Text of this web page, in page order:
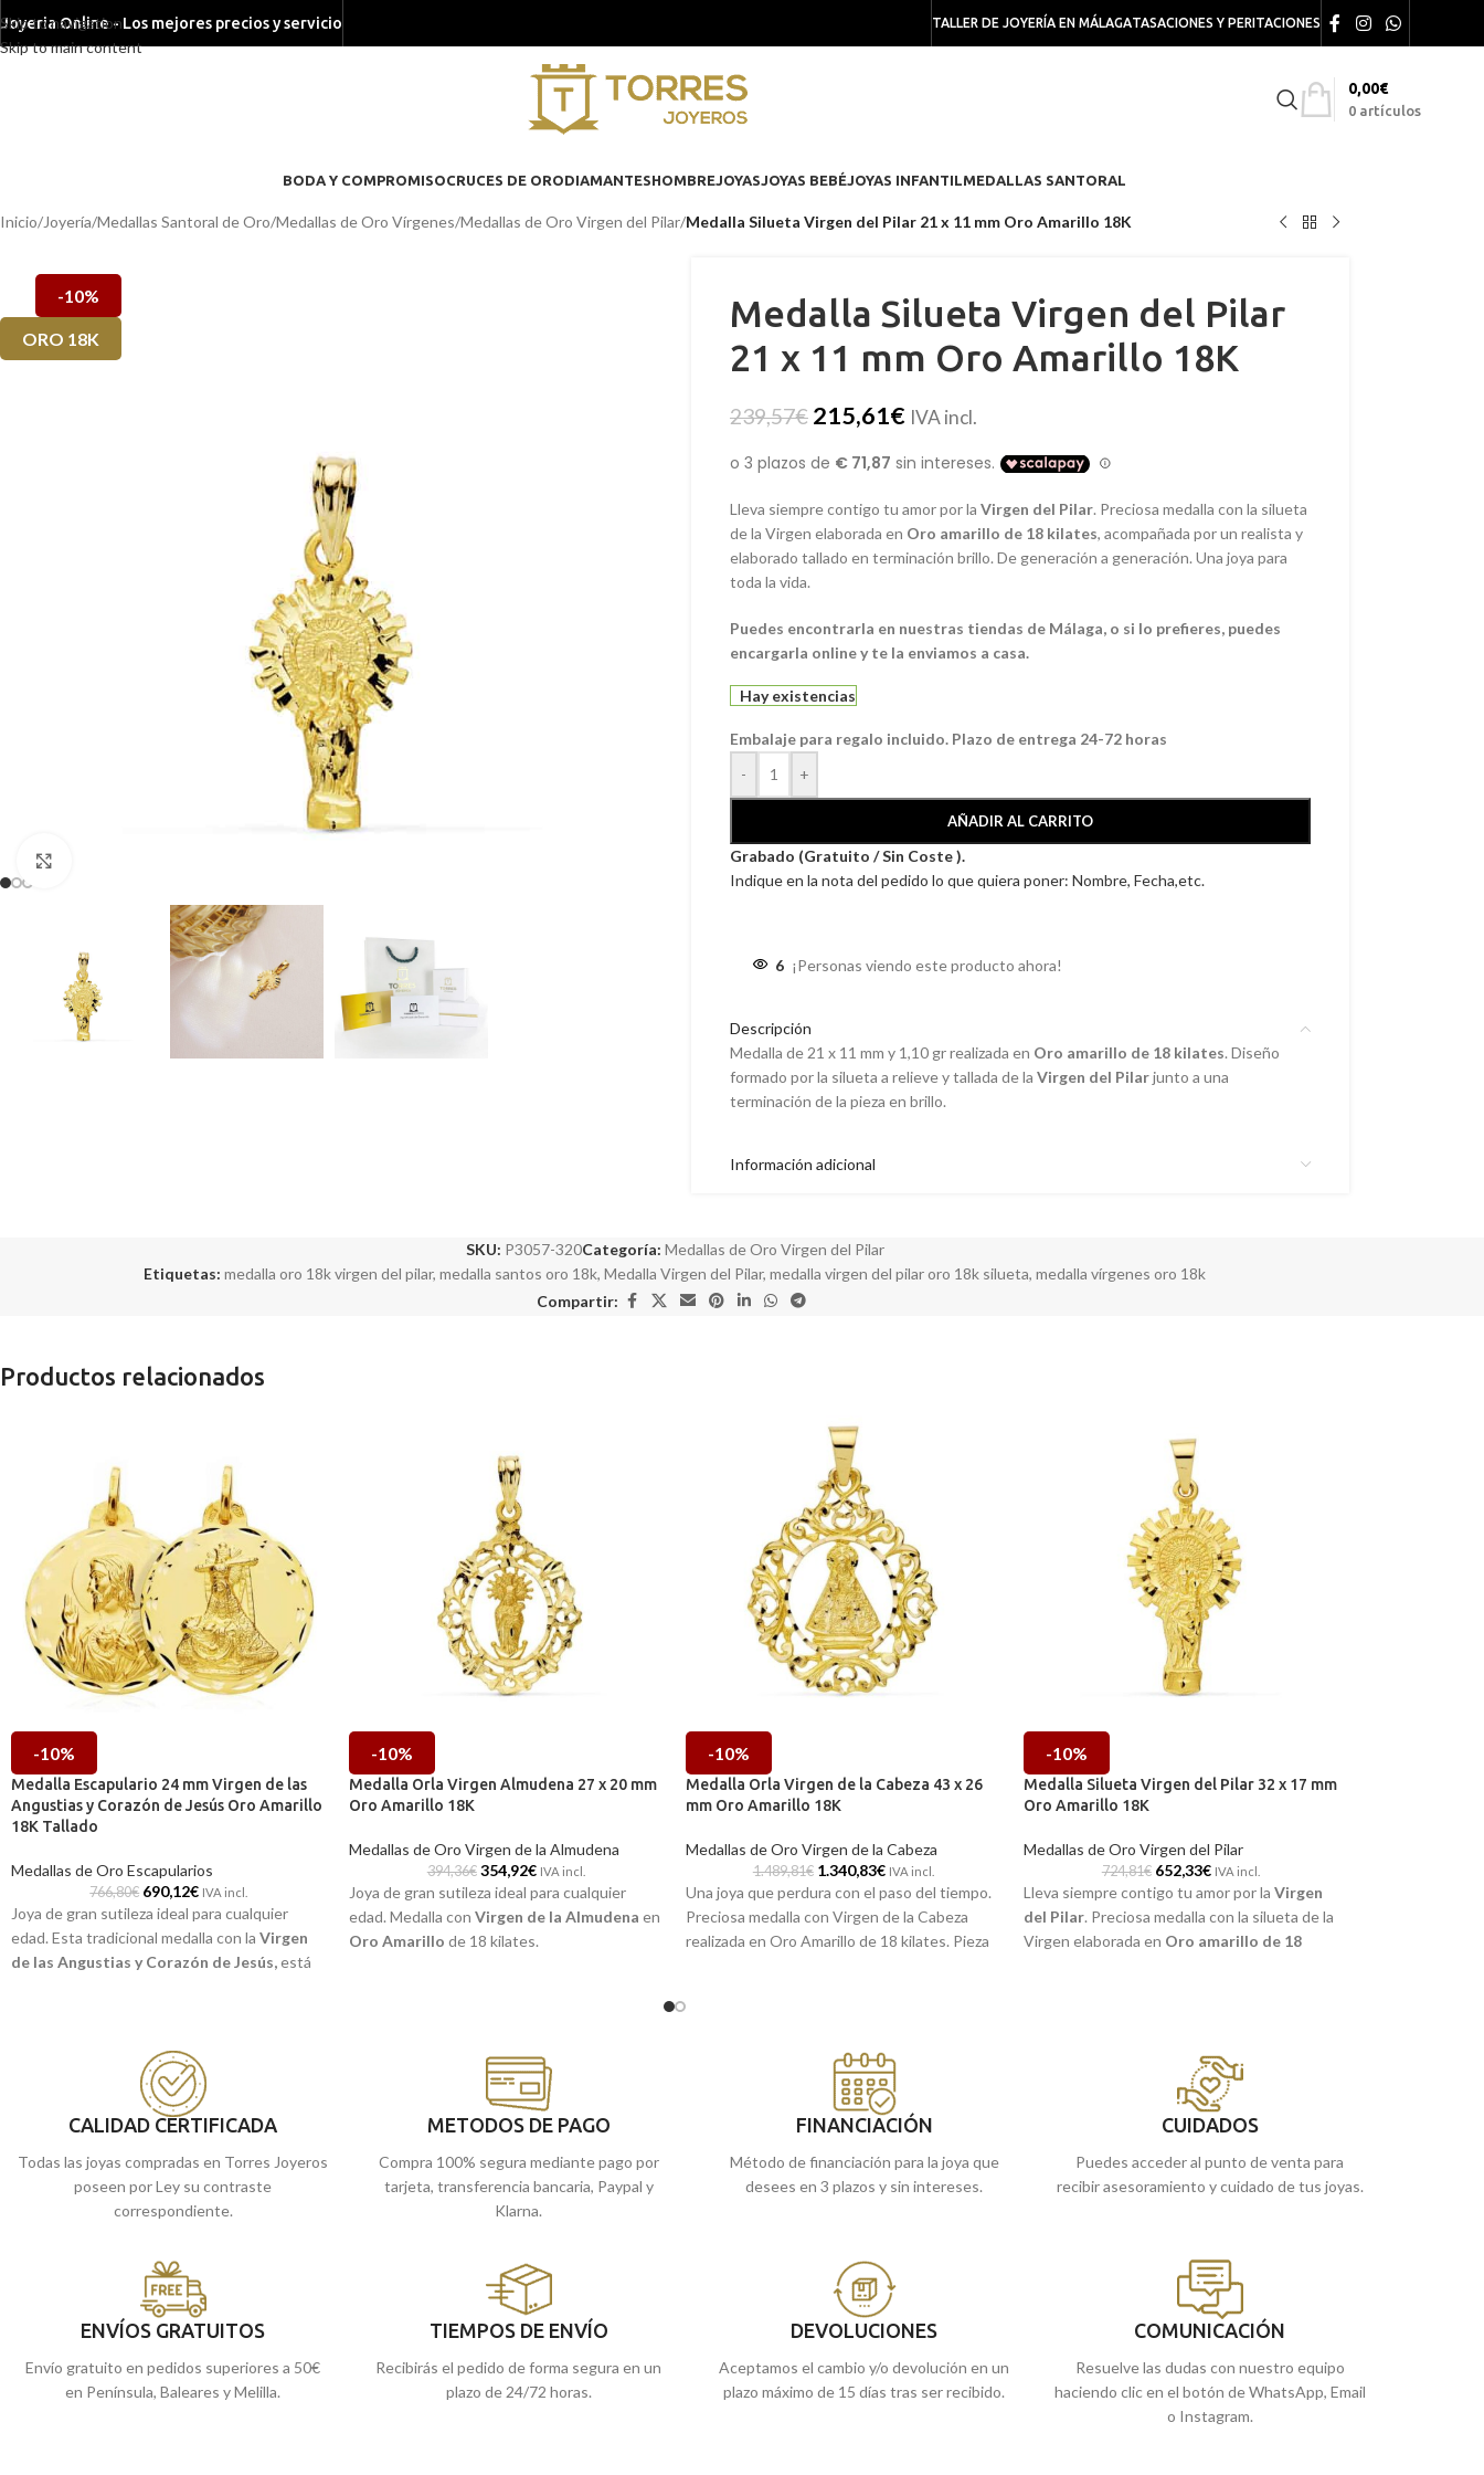
Skip to navigation
Skip to main content
Joyeria Online - Los mejores precios y servicio TALLER DE JOYERÍA EN MÁLAGATASACIONES Y PERITACIONES
0 artículos
0,00€
BODA Y COMPROMISOCRUCES DE ORODIAMANTESHOMBREJOYASJOYAS BEBÉJOYAS INFANTILMEDALLAS SANTORAL
Inicio/Joyería/Medallas Santoral de Oro/Medallas de Oro Vírgenes/Medallas de Oro Virgen del Pilar/Medalla Silueta Virgen del Pilar 21 x 11 mm Oro Amarillo 18K
-10%
ORO 18K
Medalla Silueta Virgen del Pilar
21 x 11 mm Oro Amarillo 18K
239,57€ 215,61€ IVA incl.
Lleva siempre contigo tu amor por la Virgen del Pilar. Preciosa medalla con la silueta
de la Virgen elaborada en Oro amarillo de 18 kilates, acompañada por un realista y
elaborado tallado en terminación brillo. De generación a generación. Una joya para
toda la vida.
Puedes encontrarla en nuestras tiendas de Málaga, o si lo prefieres, puedes
encargarla online y te la enviamos a casa.
Hay existencias
Embalaje para regalo incluido. Plazo de entrega 24-72 horas
-
+
AÑADIR AL CARRITO
Grabado (Gratuito / Sin Coste ).
Indique en la nota del pedido lo que quiera poner: Nombre, Fecha,etc.
6 ¡Personas viendo este producto ahora!
Descripción
Medalla de 21 x 11 mm y 1,10 gr realizada en Oro amarillo de 18 kilates. Diseño
formado por la silueta a relieve y tallada de la Virgen del Pilarjunto a una
terminación de la pieza en brillo.
Información adicional
SKU: P3057-320Categoría: Medallas de Oro Virgen del Pilar
Etiquetas: medalla oro 18k virgen del pilar, medalla santos oro 18k, Medalla Virgen del Pilar, medalla virgen del pilar oro 18k silueta, medalla vírgenes oro 18k
Compartir:
Productos relacionados
-10%
Medalla Escapulario 24 mm Virgen de las
Angustias y Corazón de Jesús Oro Amarillo
18K Tallado
Medallas de Oro Escapularios
766,80€ 690,12€ IVA incl.
Joya de gran sutileza ideal para cualquier
edad. Esta tradicional medalla con la Virgen
de las Angustias y Corazón de Jesús,está
Recógela en nuestras tiendas de Málaga, o
cómprala online y te la enviamos a casa.
-10%
Medalla Orla Virgen Almudena 27 x 20 mm
Oro Amarillo 18K
Medallas de Oro Virgen de la Almudena
394,36€ 354,92€ IVA incl.
Joya de gran sutileza ideal para cualquier
edad. Medalla con Virgen de la Almudena en
Oro Amarillo de 18 kilates.
-10%
Medalla Orla Virgen de la Cabeza 43 x 26
mm Oro Amarillo 18K
Medallas de Oro Virgen de la Cabeza
1.489,81€ 1.340,83€ IVA incl.
Una joya que perdura con el paso del tiempo.
Preciosa medalla con Virgen de la Cabeza
realizada en Oro Amarillo de 18 kilates. Pieza
-10%
Medalla Silueta Virgen del Pilar 32 x 17 mm
Oro Amarillo 18K
Medallas de Oro Virgen del Pilar
724,81€ 652,33€ IVA incl.
Lleva siempre contigo tu amor por la Virgen
del Pilar. Preciosa medalla con la silueta de la
Virgen elaborada en Oro amarillo de 18
Puedes encontrarla en nuestras tiendas
de Málaga, o si lo prefieres, puedes
encargarla online y te la enviamos a casa.
CALIDAD CERTIFICADA
Todas las joyas compradas en Torres Joyeros
poseen por Ley su contraste
correspondiente.
METODOS DE PAGO
Compra 100% segura mediante pago por
tarjeta, transferencia bancaria, Paypal y
Klarna.
FINANCIACIÓN
Método de financiación para la joya que
desees en 3 plazos y sin intereses.
CUIDADOS
Puedes acceder al punto de venta para
recibir asesoramiento y cuidado de tus joyas.
ENVÍOS GRATUITOS
Envío gratuito en pedidos superiores a 50€
en Península, Baleares y Melilla.
TIEMPOS DE ENVÍO
Recibirás el pedido de forma segura en un
plazo de 24/72 horas.
DEVOLUCIONES
Aceptamos el cambio y/o devolución en un
plazo máximo de 15 días tras ser recibido.
COMUNICACIÓN
Resuelve las dudas con nuestro equipo
haciendo clic en el botón de WhatsApp, Email
o Instagram.